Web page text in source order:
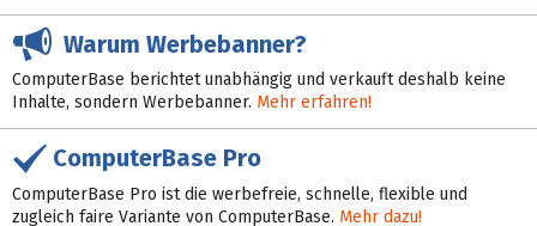
Warum Werbebanner?
ComputerBase berichtet unabhängig und verkauft deshalb keine
Inhalte, sondern Werbebanner. Mehr erfahren!
ComputerBase Pro
ComputerBase Pro ist die werbefreie, schnelle, flexible und
zugleich faire Variante von ComputerBase. Mehr dazu!